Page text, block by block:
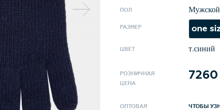
ПОЛ Мужской
РАЗМЕР one
ЦВЕТ т.синий
РОЗНИЧНАЯ
ЦЕНА
7260
ОПТОВАЯ
ЧТОБЫ